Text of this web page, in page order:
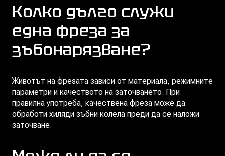
Колко дълго служи
една фреза за
зъбонарязване?
Животът на фрезата зависи от материала, режимните
параметри и качеството на заточването. При
правилна употреба, качествена фреза може да
обработи хиляди зъбни колела преди да се наложи
заточване.